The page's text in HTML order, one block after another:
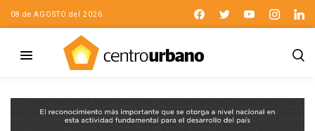
08 de AGOSTO del 2026